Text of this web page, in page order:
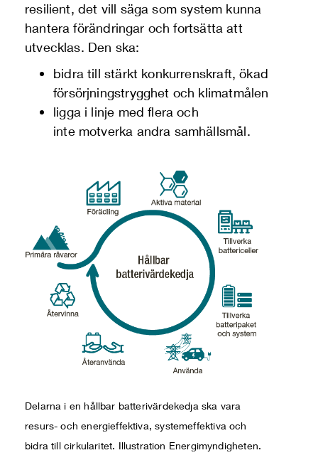
resilient, det vill säga som system kunna
hantera förändringar och fortsätta att
utvecklas. Den ska:
bidra till stärkt konkurrenskraft, ökad
försörjningstrygghet och klimatmålen
ligga i linje med flera och
inte motverka andra samhällsmål.
Delarna i en hållbar batterivärdekedja ska vara
resurs- och energieffektiva, systemeffektiva och
bidra till cirkularitet. Illustration Energimyndigheten.